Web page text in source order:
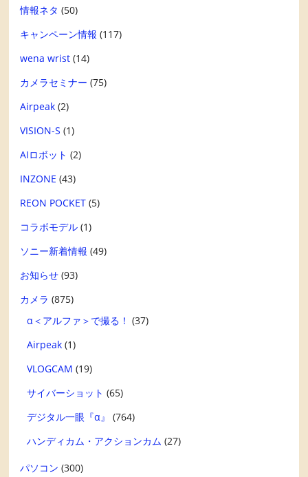
情報ネタ (50)
キャンペーン情報 (117)
wena wrist (14)
カメラセミナー (75)
Airpeak (2)
VISION-S (1)
AIロボット (2)
INZONE (43)
REON POCKET (5)
コラボモデル (1)
ソニー新着情報 (49)
お知らせ (93)
カメラ (875)
α＜アルファ＞で撮る！ (37)
Airpeak (1)
VLOGCAM (19)
サイバーショット (65)
デジタル一眼『α』
(764)
ハンディカム・アクションカム (27)
パソコン (300)